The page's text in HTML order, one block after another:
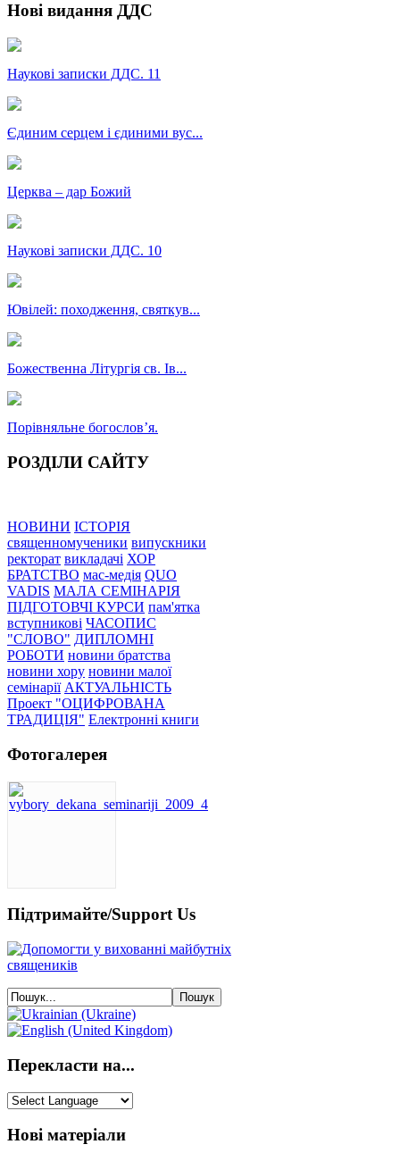
Нові видання ДДС
Наукові записки ДДС. 11
Єдиним серцем і єдиними вус...
Церква – дар Божий
Наукові записки ДДС. 10
Ювілей: походження, святкув...
Божественна Літургія св. Ів...
Порівняльне богословʼя.
РОЗДІЛИ САЙТУ
НОВИНИ ІСТОРІЯ
священномученики випускники
ректорат викладачі ХОР
БРАТСТВО мас-медія QUO
VADIS МАЛА СЕМІНАРІЯ
ПІДГОТОВЧІ КУРСИ пам'ятка
вступникові ЧАСОПИС
"СЛОВО" ДИПЛОМНІ
РОБОТИ новини братства
новини хору новини малої
семінарії АКТУАЛЬНІСТЬ
Проект "ОЦИФРОВАНА
ТРАДИЦІЯ" Електронні книги
Фотогалерея
Підтримайте/Support Us
Перекласти на...
Нові матеріали